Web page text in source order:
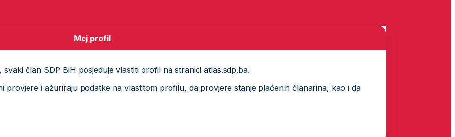
Moj profil
član SDP BiH posjeduje vlastiti profil na stranici atlas.sdp.ba.
provjere i ažuriraju podatke na vlastitom profilu, da provjere stanje plaćenih članarina, kao i da